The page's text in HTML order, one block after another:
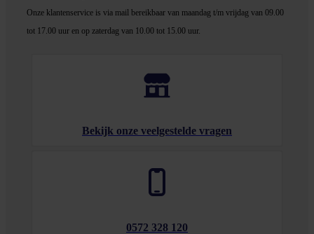
Onze klantenservice is via mail bereikbaar van maandag t/m vrijdag van 09.00
tot 17.00 uur en op zaterdag van 10.00 tot 15.00 uur.
Bekijk onze veelgestelde vragen
0572 328 120